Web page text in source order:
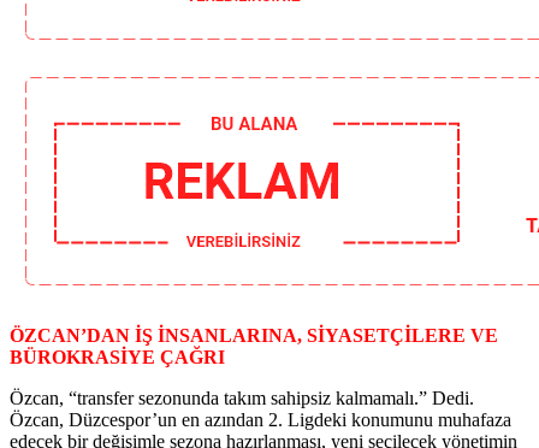
ÖZCAN’DAN İŞ İNSANLARINA, SİYASETÇİLERE VE
BÜROKRASİYE ÇAĞRI
Özcan, “transfer sezonunda takım sahipsiz kalmamalı.” Dedi.
Özcan, Düzcespor’un en azından 2. Ligdeki konumunu muhafaza
edecek bir değişimle sezona hazırlanması, yeni seçilecek yönetimin